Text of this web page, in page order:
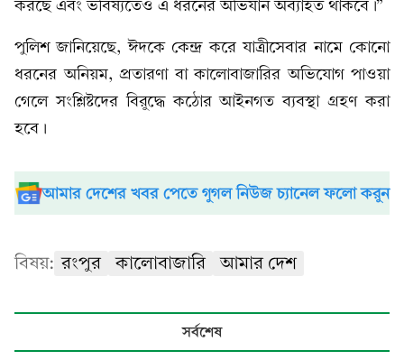
করছে এবং ভবিষ্যতেও এ ধরনের অভিযান অব্যাহত থাকবে।”
পুলিশ জানিয়েছে, ঈদকে কেন্দ্র করে যাত্রীসেবার নামে কোনো
ধরনের অনিয়ম, প্রতারণা বা কালোবাজারির অভিযোগ পাওয়া
গেলে সংশ্লিষ্টদের বিরুদ্ধে কঠোর আইনগত ব্যবস্থা গ্রহণ করা
হবে।
আমার দেশের খবর পেতে গুগল নিউজ চ্যানেল ফলো করুন
বিষয়: রংপুর কালোবাজারি আমার দেশ
সর্বশেষ